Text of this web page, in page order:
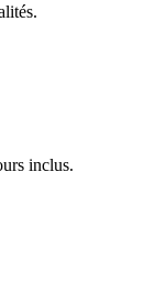
inclus.